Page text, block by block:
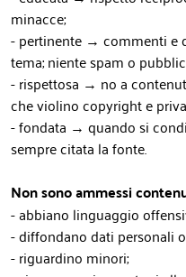
minacce;
- pertinente → commenti e
tema; niente spam o
- rispettosa → no a
che violino copyright e
- fondata → quando si
sempre citata la fonte.
Non sono ammessi
- abbiano linguaggio
- diffondano dati personali
- riguardino minori;